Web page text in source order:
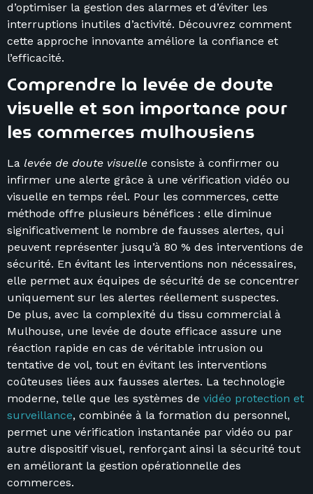
d’optimiser la gestion des alarmes et d’éviter les
interruptions inutiles d’activité. Découvrez comment
cette approche innovante améliore la confiance et
l’efficacité.
Comprendre la levée de doute
visuelle et son importance pour
les commerces mulhousiens
La levée de doute visuelle consiste à confirmer ou
infirmer une alerte grâce à une vérification vidéo ou
visuelle en temps réel. Pour les commerces, cette
méthode offre plusieurs bénéfices : elle diminue
significativement le nombre de fausses alertes, qui
peuvent représenter jusqu’à 80 % des interventions de
sécurité. En évitant les interventions non nécessaires,
elle permet aux équipes de sécurité de se concentrer
uniquement sur les alertes réellement suspectes.
De plus, avec la complexité du tissu commercial à
Mulhouse, une levée de doute efficace assure une
réaction rapide en cas de véritable intrusion ou
tentative de vol, tout en évitant les interventions
coûteuses liées aux fausses alertes. La technologie
moderne, telle que les systèmes de vidéo protection et
surveillance, combinée à la formation du personnel,
permet une vérification instantanée par vidéo ou par
autre dispositif visuel, renforçant ainsi la sécurité tout
en améliorant la gestion opérationnelle des
commerces.